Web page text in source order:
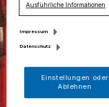
Ausführliche Informationen
Impressum
Datenschutz
Einstellungen oder
Ablehnen